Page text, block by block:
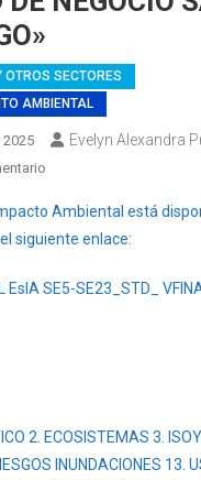
OTROS SECTORES
AMBIENTAL
2025 Evelyn Alexandra
En
DE
IMPACTO
«CONSTRUCCIÓN,
LA
AGENCIA
Ambiental está
siguiente enlace:
EsIA SE5-SE23_STD_
2. ECOSISTEMAS 3.
INUNDACIONES 13.